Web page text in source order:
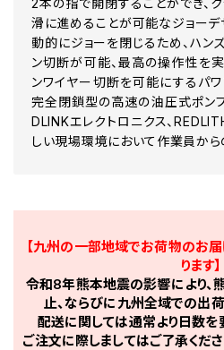
滑に進めることが可能なジョー
動的にジョーを閉じるため、ハン
ン切断が可能、最高の操作性を
ンワイヤー切断を可能にするパ
完全閉鎖型の高速の油圧式ポンプ
DLINKエレクトロニクス、
しい現場環境において作業員から
【九州の一部地域でお荷物のお
ります】
令和8年熊本地震の影響により、
止、ならびに九州全域での出
配送に関しては通常より日数を
ご注文に際しましてはご了承くだ